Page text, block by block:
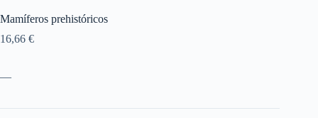
Mamíferos prehistóricos
16,66 €
—